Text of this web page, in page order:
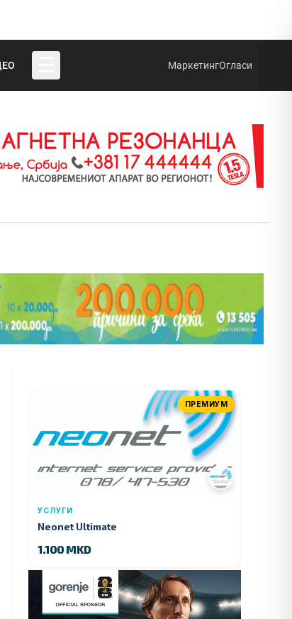
МаркетингОгласи
ПРЕМИУМ
УСЛУГИ
Neonet Ultimate
1.100 MKD